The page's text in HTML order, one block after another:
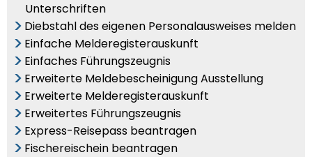
Unterschriften
Diebstahl des eigenen Personalausweises melden
Einfache Melderegisterauskunft
Einfaches Führungszeugnis
Erweiterte Meldebescheinigung Ausstellung
Erweiterte Melderegisterauskunft
Erweitertes Führungszeugnis
Express-Reisepass beantragen
Fischereischein beantragen